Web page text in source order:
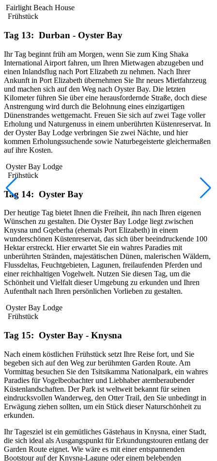
Fairlight Beach House
Frühstück
Tag 13: Durban - Oyster Bay
Ihr Tag beginnt früh am Morgen, wenn Sie zum King Shaka
International Airport fahren, um Ihren Mietwagen abzugeben und
einen Inlandsflug nach Port Elizabeth zu nehmen. Nach Ihrer
Ankunft in Port Elizabeth übernehmen Sie Ihr neues Mietfahrzeug
und machen sich auf den Weg nach Oyster Bay. Die letzten
Kilometer führen Sie über eine herausfordernde Straße, doch diese
Anstrengung wird durch die Belohnung eines einzigartigen
Dünenstrandes wettgemacht. Freuen Sie sich auf zwei Tage voller
Erholung und Naturgenuss in einem unberührten Küstenreservat. In
der Oyster Bay Lodge verbringen Sie zwei Nächte, und hier
kommen Erholungssuchende sowie Naturbegeisterte gleichermaßen
auf ihre Kosten.
Oyster Bay Lodge
Frühstück
Tag 14: Oyster Bay
Der heutige Tag bietet Ihnen die Freiheit, ihn nach Ihren eigenen
Wünschen zu gestalten. Die Oyster Bay Lodge liegt zwischen
Knysna und Gqeberha (ehemals Port Elizabeth) in einem
wunderschönen Küstenreservat, das sich über beeindruckende 100
Hektar erstreckt. Hier erwartet Sie ein wahres Paradies mit
unberührten Stränden, majestätischen Dünen, malerischen Wäldern,
Flussdeltas, Feuchtgebieten, Lagunen, freilaufenden Pferden und
einer reichhaltigen Vogelwelt. Nutzen Sie diesen Tag, um die
Schönheit und Vielfalt dieser Umgebung zu erkunden und Ihren
Aufenthalt nach Ihren persönlichen Vorlieben zu gestalten.
Oyster Bay Lodge
Frühstück
Tag 15: Oyster Bay - Knysna
Nach einem köstlichen Frühstück setzt Ihre Reise fort, und Sie
begeben sich auf den Weg zur berühmten Garden Route. Am
Vormittag besuchen Sie den Tsitsikamma Nationalpark, ein wahres
Paradies für Vogelbeobachter und Liebhaber atemberaubender
Küstenlandschaften. Der Park ist weltweit bekannt für seinen
eindrucksvollen Wanderweg, den Otter Trail, den Sie unbedingt in
Erwägung ziehen sollten, um ein Stück dieser Naturschönheit zu
erkunden.
Ihr Tagesziel ist ein gemütliches Gästehaus in Knysna, einer Stadt,
die sich ideal als Ausgangspunkt für Erkundungstouren entlang der
Garden Route eignet. Wie wäre es mit einer entspannenden
Bootstour auf der Knysna-Lagune oder einem belebenden